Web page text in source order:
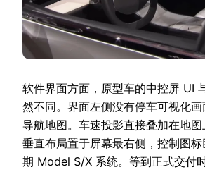
软件界面方面，原型车的中控屏 UI
然不同。界面左侧没有停车可视化
导航地图。车速投影直接叠加在地
垂直布局置于屏幕最右侧，控制图
期 Model S/X 系统。等到正式交付